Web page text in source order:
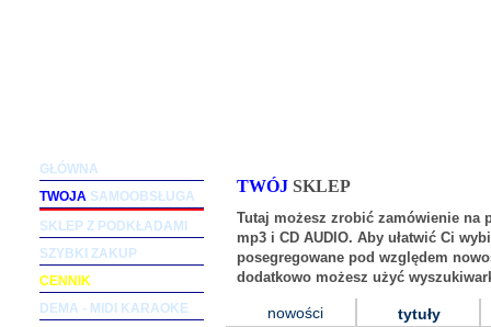
TWÓJ SKLEP
Tutaj możesz zrobić zamówienie na
mp3 i CD AUDIO. Aby ułatwić Ci
posegregowane pod względem
dodatkowo możesz użyć
nowości tytuły
GŁÓWNA
TWOJA SAMOOBSŁUGA
SKLEP Z PODKŁADAMI
SZYBKI ZAKUP
CENNIK
DEMA - MIDI KARAOKE